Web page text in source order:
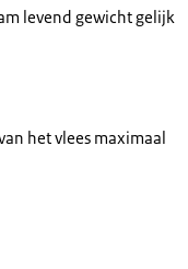
levend gewicht gelijk
het vlees maximaal